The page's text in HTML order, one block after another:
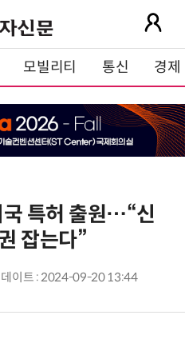
모빌리티 통신 경제
특허 출원…“신
잡는다”
데이트 : 2024-09-20 13:44